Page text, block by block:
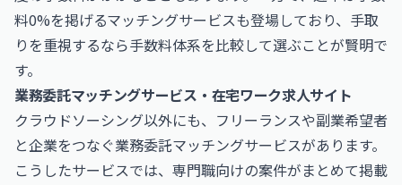
料0%を掲げるマッチングサービスも登場しており、手取
りを重視するなら手数料体系を比較して選ぶことが賢明で
す。
業務委託マッチングサービス・在宅ワーク求人サイト
クラウドソーシング以外にも、フリーランスや副業希望者
と企業をつなぐ業務委託マッチングサービスがあります。
こうしたサービスでは、専門職向けの案件がまとめて掲載